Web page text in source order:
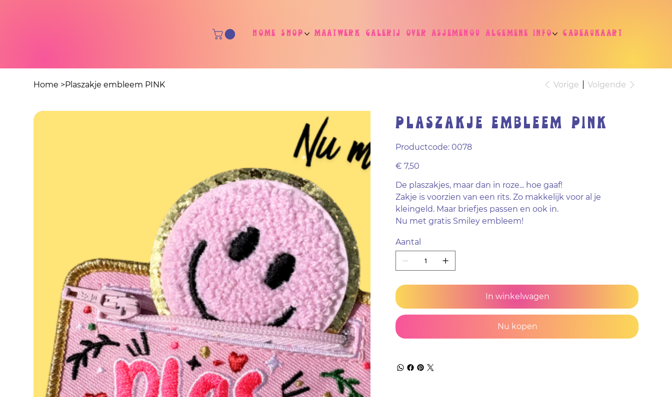
Home Shop Maatwerk Galerij Over Asjemenou Algemene info Cadeaukaart
Home >Plaszakje embleem PINK Vorige Volgende
Plaszakje embleem PINK
Productcode: Productcode
0078
0078
Prijs
€ 7,50
De plaszakjes, maar dan in roze... hoe gaaf!
Zakje is voorzien van een rits. Zo makkelijk voor al je
kleingeld. Maar briefjes passen en ook in.
Nu met gratis Smiley embleem!
Aantal
In winkelwagen
Nu kopen